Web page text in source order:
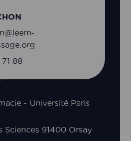
88
- Université Paris
Sciences 91400 Orsay